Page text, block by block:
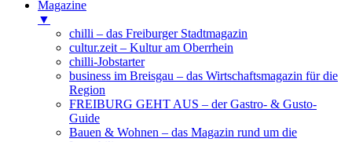
Magazine
▼
chilli – das Freiburger Stadtmagazin
cultur.zeit – Kultur am Oberrhein
chilli-Jobstarter
business im Breisgau – das Wirtschaftsmagazin für die
Region
FREIBURG GEHT AUS – der Gastro- & Gusto-
Guide
Bauen & Wohnen – das Magazin rund um die